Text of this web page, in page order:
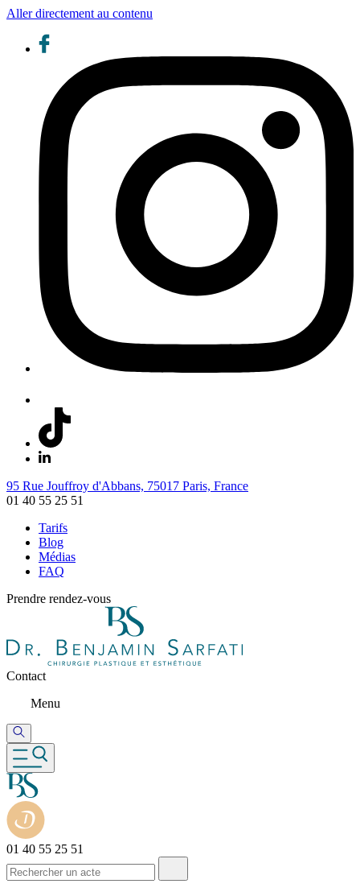
Aller directement au contenu
95 Rue Jouffroy d'Abbans, 75017 Paris, France
01 40 55 25 51
Tarifs
Blog
Médias
FAQ
Prendre rendez-vous
Contact
Menu
01 40 55 25 51